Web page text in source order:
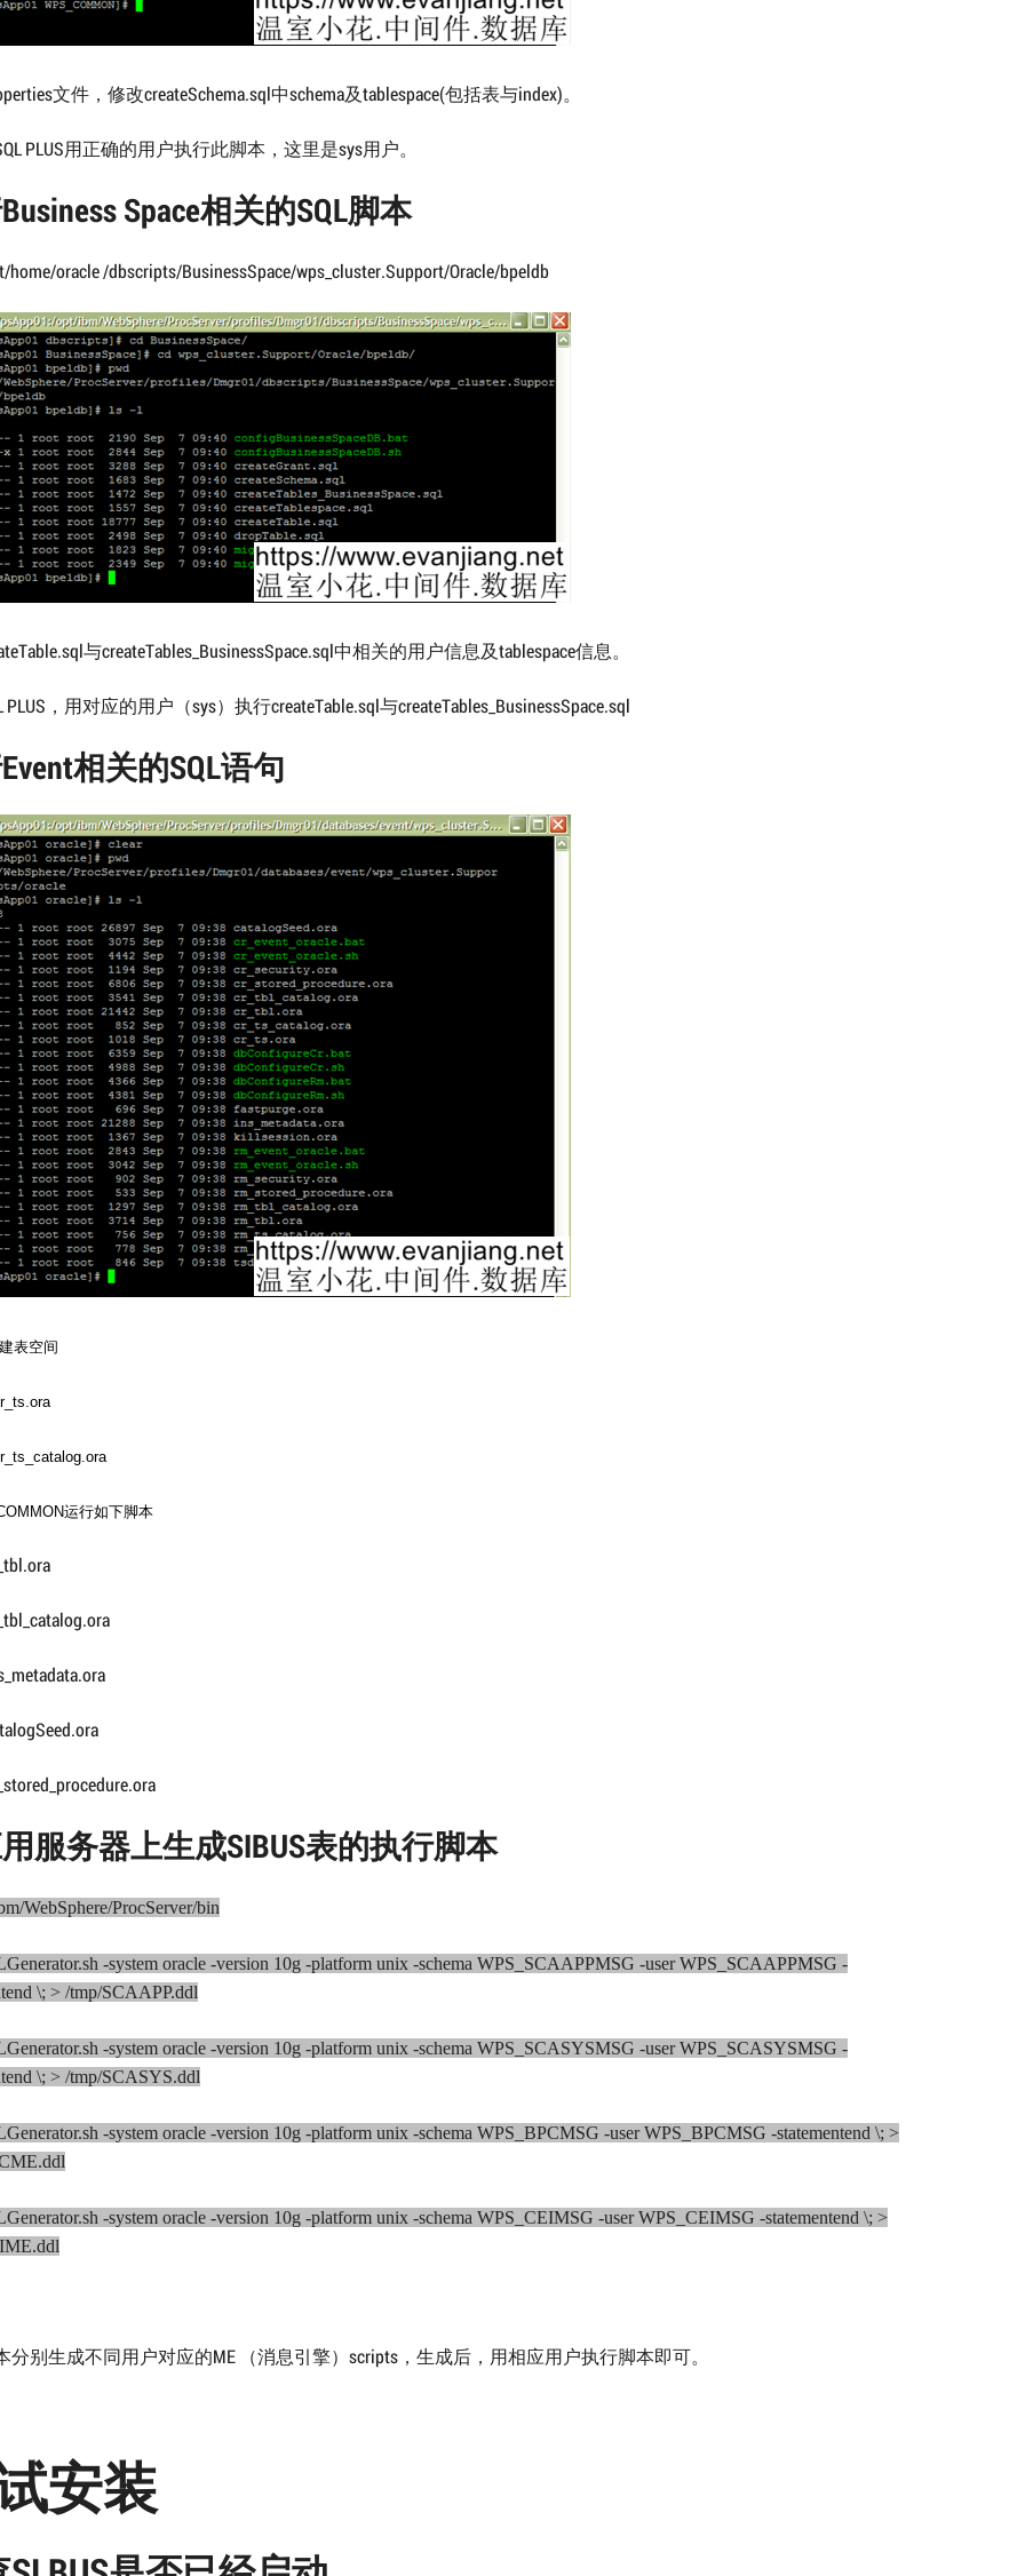
文件，修改createSchema.sql中schema及tablespace(包括表与index)。
PLUS用正确的用户执行此脚本，这里是sys用户。
Space相关的SQL脚本
home/oracle /dbscripts/BusinessSpace/wps_cluster.Support/Oracle/bpeldb
与createTables_BusinessSpace.sql中相关的用户信息及tablespace信息。
PLUS，用对应的用户（sys）执行createTable.sql与createTables_BusinessSpace.sql
相关的SQL语句
表空间
运行如下脚本
服务器上生成SIBUS表的执行脚本
WebSphere/ProcServer/bin
-system oracle -version 10g -platform unix -schema WPS_SCAAPPMSG -user WPS_SCAAPPMSG -
\; > /tmp/SCAAPP.ddl
-system oracle -version 10g -platform unix -schema WPS_SCASYSMSG -user WPS_SCASYSMSG -
\; > /tmp/SCASYS.ddl
-system oracle -version 10g -platform unix -schema WPS_BPCMSG -user WPS_BPCMSG -statementend \; >
-system oracle -version 10g -platform unix -schema WPS_CEIMSG -user WPS_CEIMSG -statementend \; >
分别生成不同用户对应的ME （消息引擎）scripts，生成后，用相应用户执行脚本即可。
安装